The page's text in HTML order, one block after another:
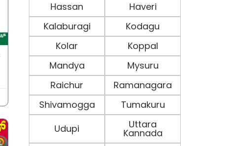
Hassan
Haveri
Kalaburagi
Kodagu
Kolar
Koppal
Mandya
Mysuru
Raichur
Ramanagara
Shivamogga
Tumakuru
Udupi
Uttara
Kannada